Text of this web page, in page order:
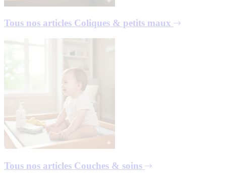
Tous nos articles Coliques & petits maux
Tous nos articles Couches & soins